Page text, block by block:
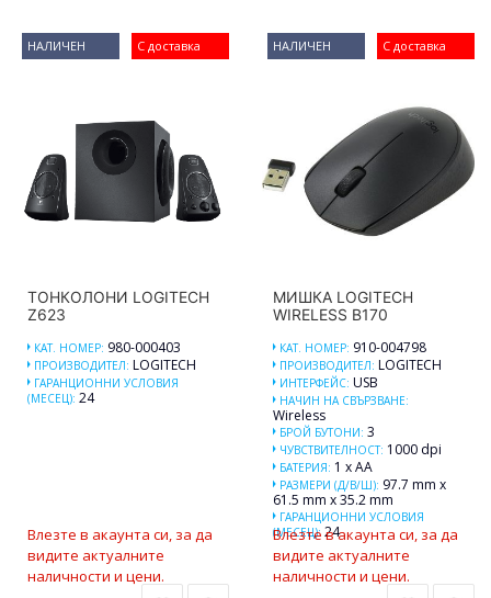
С доставка
НАЛИЧЕН
ТОНКОЛОНИ LOGITECH
Z623
КАТ. НОМЕР: 980-000403
ПРОИЗВОДИТЕЛ: LOGITECH
ГАРАНЦИОННИ УСЛОВИЯ
(МЕСЕЦ): 24
Влезте в акаунта си, за да
видите актуалните
наличности и цени.
С доставка
НАЛИЧЕН
МИШКА LOGITECH
WIRELESS B170
КАТ. НОМЕР: 910-004798
ПРОИЗВОДИТЕЛ: LOGITECH
ИНТЕРФЕЙС: USB
НАЧИН НА СВЪРЗВАНЕ:
Wireless
БРОЙ БУТОНИ: 3
ЧУВСТВИТЕЛНОСТ: 1000 dpi
БАТЕРИЯ: 1 x AA
РАЗМЕРИ (Д/В/Ш): 97.7 mm x
61.5 mm x 35.2 mm
ГАРАНЦИОННИ УСЛОВИЯ
(МЕСЕЦ): 24
Влезте в акаунта си, за да
видите актуалните
наличности и цени.